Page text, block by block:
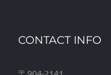
CONTACT INFO